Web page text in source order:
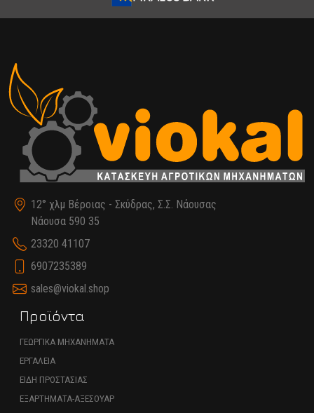
12° χλμ Βέροιας - Σκύδρας, Σ.Σ. Νάουσας
Νάουσα 590 35
23320 41107
6907235389
sales@viokal.shop
Προϊόντα
ΓΕΩΡΓΙΚΑ ΜΗΧΑΝΗΜΑΤΑ
ΕΡΓΑΛΕΙΑ
ΕΙΔΗ ΠΡΟΣΤΑΣΙΑΣ
ΕΞΑΡΤΗΜΑΤΑ-ΑΞΕΣΟΥΑΡ